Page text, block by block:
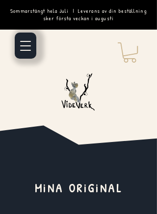
Sommarstängt hela Juli | Leverans av din beställning
sker första veckan i augusti
MiNA ORiGiNAL